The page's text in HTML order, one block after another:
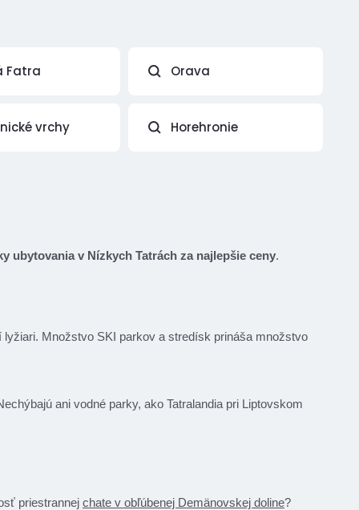
Fatra Orava
vrchy Horehronie
ubytovania v Nízkych Tatrách za najlepšie ceny.
Množstvo SKI parkov a stredísk prináša množstvo
ani vodné parky, ako Tatralandia pri Liptovskom
priestrannej chate v obľúbenej Demänovskej doline?